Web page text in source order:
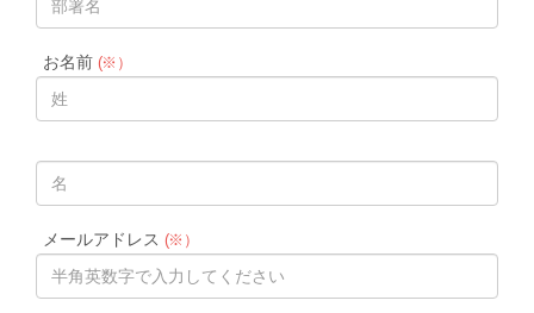
お名前(※）
メールアドレス (※）